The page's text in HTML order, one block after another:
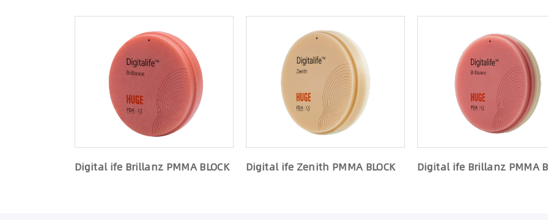
Digital ife Brillanz PMMA BLOCK Digital ife Zenith PMMA BLOCK Digital ife Brillanz PMMA